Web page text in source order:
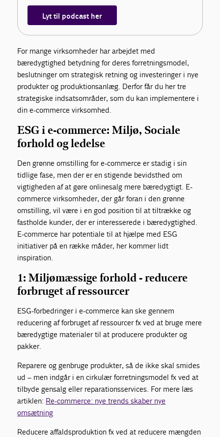
Lyt til podcast her
For mange virksomheder har arbejdet med
bæredygtighed betydning for deres forretningsmodel,
beslutninger om strategisk retning og investeringer i nye
produkter og produktionsanlæg. Derfor får du her tre
strategiske indsatsområder, som du kan implementere i
din e-commerce virksomhed.
ESG i e-commerce: Miljø, Sociale
forhold og ledelse
Den grønne omstilling for e-commerce er stadig i sin
tidlige fase, men der er en stigende bevidsthed om
vigtigheden af at gøre onlinesalg mere bæredygtigt. E-
commerce virksomheder, der går foran i den grønne
omstilling, vil være i en god position til at tiltrække og
fastholde kunder, der er interesserede i bæredygtighed.
E-commerce har potentiale til at hjælpe med ESG
initiativer på en række måder, her kommer lidt
inspiration.
1: Miljømæssige forhold - reducere
forbruget af ressourcer
ESG-forbedringer i e-commerce kan ske gennem
reducering af forbruget af ressourcer fx ved at bruge mere
bæredygtige materialer til at producere produkter og
pakker.
Reparere og genbruge produkter, så de ikke skal smides
ud – men indgår i en cirkulær forretningsmodel fx ved at
tilbyde gensalg eller reparationsservices. For mere læs
artiklen: Re-commerce: nye trends skaber nye
omsætning
Reducere affaldsproduktion fx ved at reducere mængden